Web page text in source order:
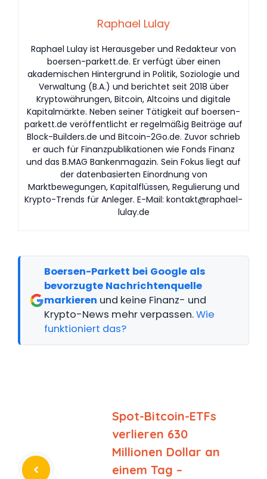
Raphael Lulay
Raphael Lulay ist Herausgeber und Redakteur von
boersen-parkett.de. Er verfügt über einen
akademischen Hintergrund in Politik, Soziologie und
Verwaltung (B.A.) und berichtet seit 2018 über
Kryptowährungen, Bitcoin, Altcoins und digitale
Kapitalmärkte. Neben seiner Tätigkeit auf boersen-
parkett.de veröffentlicht er regelmäßig Beiträge auf
Block-Builders.de und Bitcoin-2Go.de. Zuvor schrieb
er auch für Finanzpublikationen wie Fonds Finanz
und das B.MAG Bankenmagazin. Sein Fokus liegt auf
der datenbasierten Einordnung von
Marktbewegungen, Kapitalflüssen, Regulierung und
Krypto-Trends für Anleger. E-Mail: kontakt@raphael-
lulay.de
Boersen-Parkett bei Google als
bevorzugte Nachrichtenquelle
markieren und keine Finanz- und
Krypto-News mehr verpassen.Wie
funktioniert das?
Spot-Bitcoin-ETFs
verlieren 630
Millionen Dollar an
einem Tag –